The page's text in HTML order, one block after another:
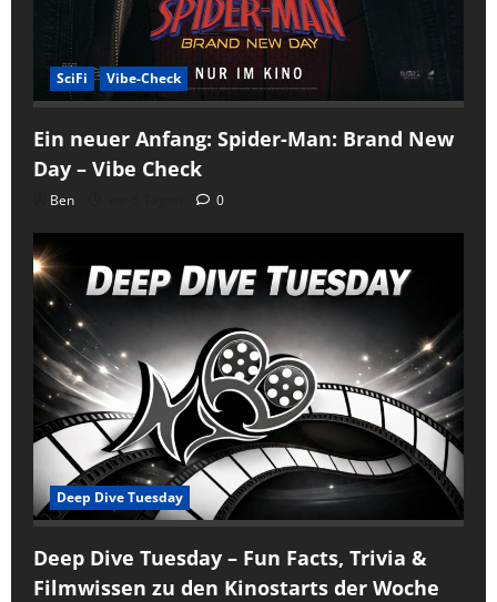
SciFi Vibe-Check
Ein neuer Anfang: Spider-Man: Brand New
Day – Vibe Check
Ben 0
Deep Dive Tuesday
Deep Dive Tuesday – Fun Facts, Trivia &
Filmwissen zu den Kinostarts der Woche